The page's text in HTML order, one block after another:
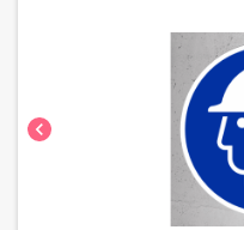
chevron_left